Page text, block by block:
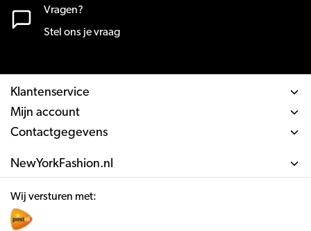
Vragen?
Stel ons je vraag
Klantenservice
Mijn account
Contactgegevens
NewYorkFashion.nl
Wij versturen met: